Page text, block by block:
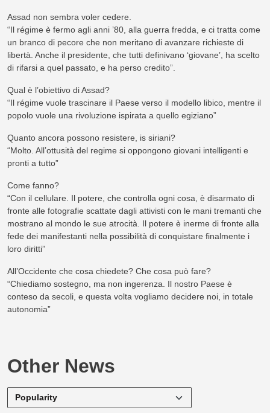
Assad non sembra voler cedere.
“Il régime è fermo agli anni ’80, alla guerra fredda, e ci tratta come
un branco di pecore che non meritano di avanzare richieste di
libertà. Anche il presidente, che tutti definivano ‘giovane’, ha scelto
di rifarsi a quel passato, e ha perso credito”.
Qual è l’obiettivo di Assad?
“Il régime vuole trascinare il Paese verso il modello libico, mentre il
popolo vuole una rivoluzione ispirata a quello egiziano”
Quanto ancora possono resistere, is siriani?
“Molto. All’ottusità del regime si oppongono giovani intelligenti e
pronti a tutto”
Come fanno?
“Con il cellulare. Il potere, che controlla ogni cosa, è disarmato di
fronte alle fotografie scattate dagli attivisti con le mani tremanti che
mostrano al mondo le sue atrocità. Il potere è inerme di fronte alla
fede dei manifestanti nella possibilità di conquistare finalmente i
loro diritti”
All’Occidente che cosa chiedete? Che cosa può fare?
“Chiediamo sostegno, ma non ingerenza. Il nostro Paese è
conteso da secoli, e questa volta vogliamo decidere noi, in totale
autonomia”
Other News